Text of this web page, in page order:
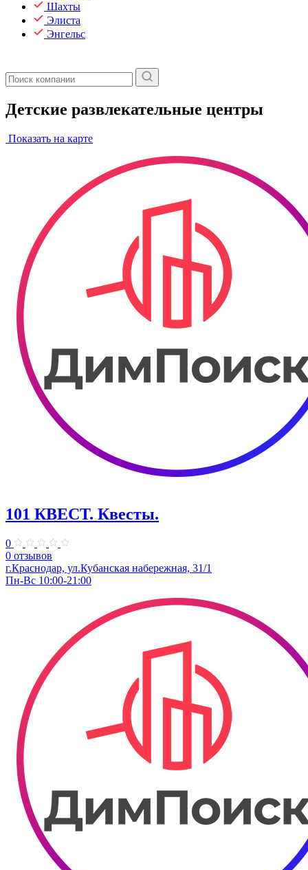
Шахты
Элиста
Энгельс
Детские развлекательные центры
Показать на карте
101 КВЕСТ. Квесты.
0
0 отзывов
​г.Краснодар, ул.Кубанская набережная, 31/1
Пн-Вс 10:00-21:00